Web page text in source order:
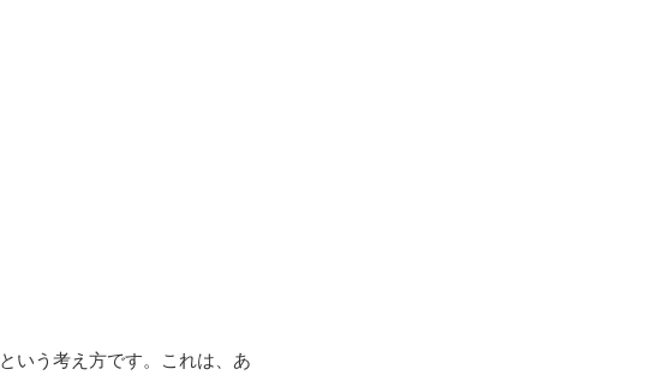
という考え方です。これは、あ